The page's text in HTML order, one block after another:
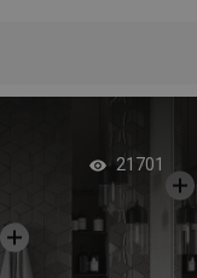
21701